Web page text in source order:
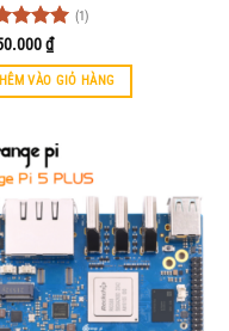
xếp
55
(1)
₫
VÀO GIỎ HÀNG